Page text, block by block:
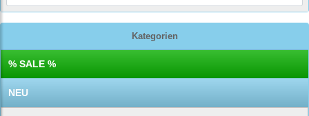
Kategorien
% SALE %
NEU